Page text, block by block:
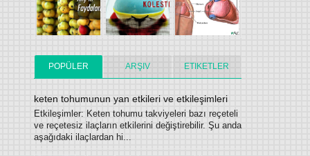
POPÜLER ARŞIV ETIKETLER
keten tohumunun yan etkileri ve etkileşimleri
Etkileşimler: Keten tohumu takviyeleri bazı reçeteli
ve reçetesiz ilaçların etkilerini değiştirebilir. Şu anda
aşağıdaki ilaçlardan hi...